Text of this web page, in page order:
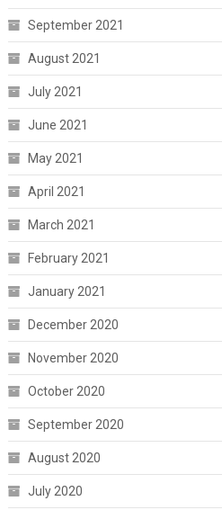
September 2021
August 2021
July 2021
June 2021
May 2021
April 2021
March 2021
February 2021
January 2021
December 2020
November 2020
October 2020
September 2020
August 2020
July 2020